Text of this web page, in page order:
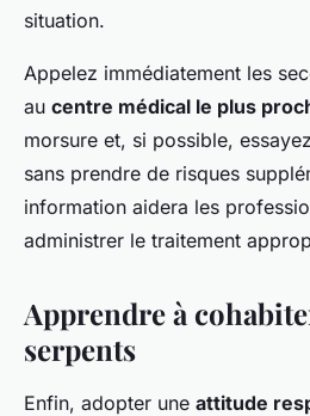
situation.
Appelez immédiatement les
au centre médical le plus
morsure et, si possible,
sans prendre de risques
information aidera les
administrer le traitement
Apprendre à
serpents
Enfin, adopter une attitude